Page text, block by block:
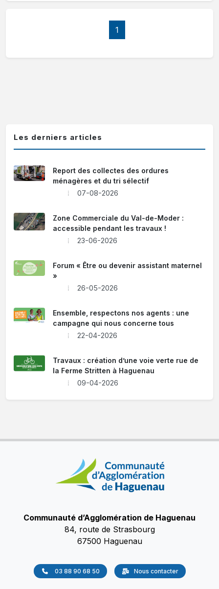
1
Les derniers articles
Report des collectes des ordures
ménagères et du tri sélectif
07-08-2026
Zone Commerciale du Val-de-Moder :
accessible pendant les travaux !
23-06-2026
Forum « Être ou devenir assistant maternel
»
26-05-2026
Ensemble, respectons nos agents : une
campagne qui nous concerne tous
22-04-2026
Travaux : création d’une voie verte rue de
la Ferme Stritten à Haguenau
09-04-2026
Communauté d’Agglomération de Haguenau
84, route de Strasbourg
67500 Haguenau
03 88 90 68 50 Nous contacter